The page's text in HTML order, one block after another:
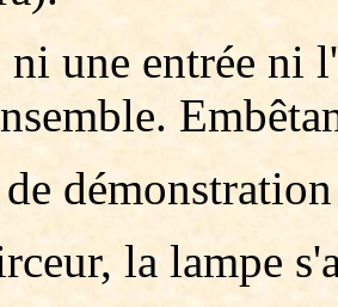
une entrée ni
la lampe